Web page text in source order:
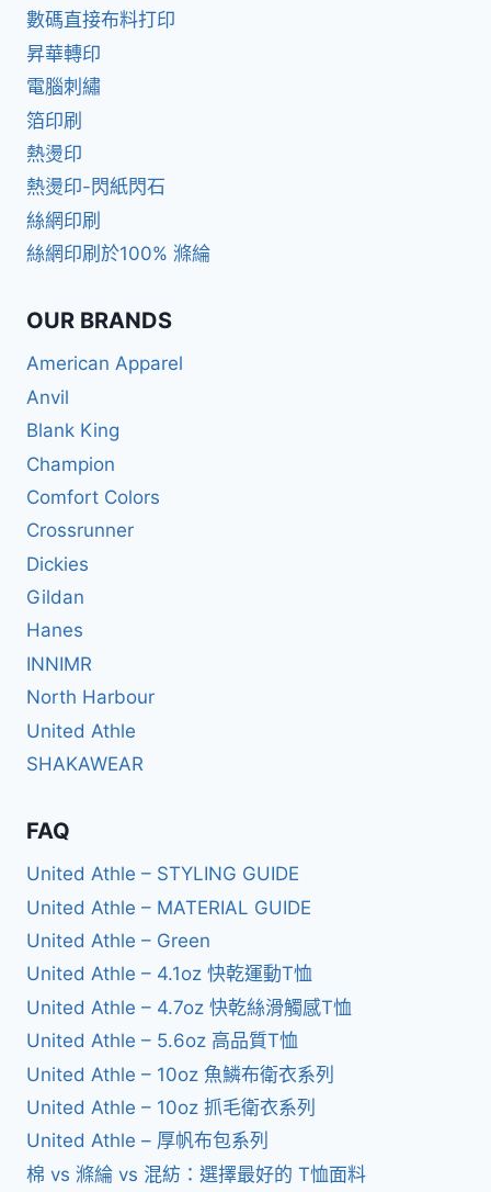
數碼直接布料打印
昇華轉印
電腦刺繡
箔印刷
熱燙印
熱燙印-閃紙閃石
絲網印刷
絲網印刷於100% 滌綸
OUR BRANDS
American Apparel
Anvil
Blank King
Champion
Comfort Colors
Crossrunner
Dickies
Gildan
Hanes
INNIMR
North Harbour
United Athle
SHAKAWEAR
FAQ
United Athle – STYLING GUIDE
United Athle – MATERIAL GUIDE
United Athle – Green
United Athle – 4.1oz 快乾運動T恤
United Athle – 4.7oz 快乾絲滑觸感T恤
United Athle – 5.6oz 高品質T恤
United Athle – 10oz 魚鱗布衛衣系列
United Athle – 10oz 抓毛衛衣系列
United Athle – 厚帆布包系列
棉 vs 滌綸 vs 混紡：選擇最好的 T恤面料